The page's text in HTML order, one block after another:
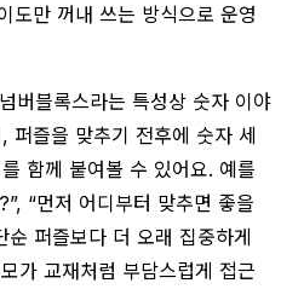
도만 꺼내 쓰는 방식으로 운영
버블록스라는 특성상 숫자 이야
퍼즐을 맞추기 전후에 숫자 세
함께 붙여볼 수 있어요. 예를
“먼저 어디부터 맞추면 좋을
퍼즐보다 더 오래 집중하게
가 교재처럼 부담스럽게 접근